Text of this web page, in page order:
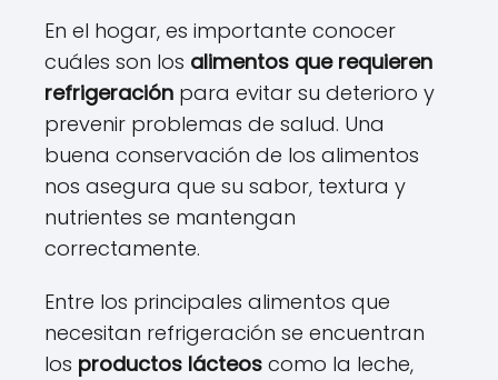
En el hogar, es importante conocer
cuáles son los alimentos que requieren
refrigeración para evitar su deterioro y
prevenir problemas de salud. Una
buena conservación de los alimentos
nos asegura que su sabor, textura y
nutrientes se mantengan
correctamente.
Entre los principales alimentos que
necesitan refrigeración se encuentran
los productos lácteos como la leche,